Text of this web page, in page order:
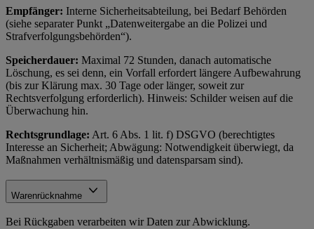
Empfänger: Interne Sicherheitsabteilung, bei Bedarf Behörden
(siehe separater Punkt „Datenweitergabe an die Polizei und
Strafverfolgungsbehörden“).
Speicherdauer: Maximal 72 Stunden, danach automatische
Löschung, es sei denn, ein Vorfall erfordert längere Aufbewahrung
(bis zur Klärung max. 30 Tage oder länger, soweit zur
Rechtsverfolgung erforderlich). Hinweis: Schilder weisen auf die
Überwachung hin.
Rechtsgrundlage: Art. 6 Abs. 1 lit. f) DSGVO (berechtigtes
Interesse an Sicherheit; Abwägung: Notwendigkeit überwiegt, da
Maßnahmen verhältnismäßig und datensparsam sind).
Warenrücknahme
Bei Rückgaben verarbeiten wir Daten zur Abwicklung.